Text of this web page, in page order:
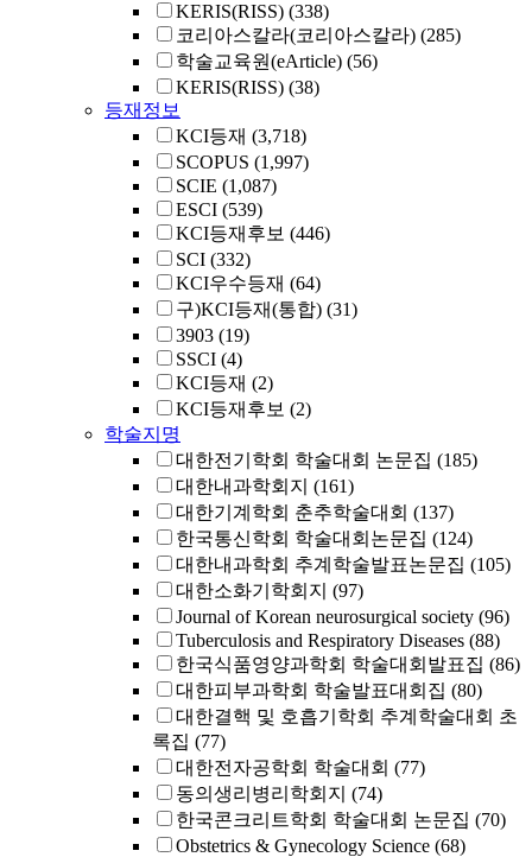
KERIS(RISS) (338)
코리아스칼라(코리아스칼라) (285)
학술교육원(eArticle) (56)
KERIS(RISS) (38)
등재정보
KCI등재 (3,718)
SCOPUS (1,997)
SCIE (1,087)
ESCI (539)
KCI등재후보 (446)
SCI (332)
KCI우수등재 (64)
구)KCI등재(통합) (31)
3903 (19)
SSCI (4)
KCI등재 (2)
KCI등재후보 (2)
학술지명
대한전기학회 학술대회 논문집 (185)
대한내과학회지 (161)
대한기계학회 춘추학술대회 (137)
한국통신학회 학술대회논문집 (124)
대한내과학회 추계학술발표논문집 (105)
대한소화기학회지 (97)
Journal of Korean neurosurgical society (96)
Tuberculosis and Respiratory Diseases (88)
한국식품영양과학회 학술대회발표집 (86)
대한피부과학회 학술발표대회집 (80)
대한결핵 및 호흡기학회 추계학술대회 초
록집 (77)
대한전자공학회 학술대회 (77)
동의생리병리학회지 (74)
한국콘크리트학회 학술대회 논문집 (70)
Obstetrics & Gynecology Science (68)